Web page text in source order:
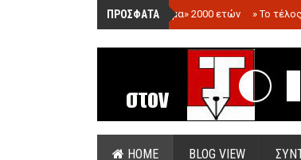
ΠΡΟΣΦΑΤΑ
»«Ολόγραμμα» 2000 ετών »Το
HOME BLOG VIEW